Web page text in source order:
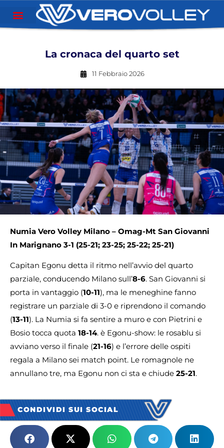
La cronaca del quarto set
11 Febbraio 2026
Numia Vero Volley Milano – Omag-Mt San Giovanni
In Marignano 3-1 (25-21; 23-25; 25-22; 25-21)
Capitan Egonu detta il ritmo nell’avvio del quarto
parziale, conducendo Milano sull’8-6. San Giovanni si
porta in vantaggio (10-11), ma le meneghine fanno
registrare un parziale di 3-0 e riprendono il comando
(13-11). La Numia si fa sentire a muro e con Pietrini e
Bosio tocca quota 18-14. è Egonu-show: le rosablu si
avviano verso il finale (21-16) e l’errore delle ospiti
regala a Milano sei match point. Le romagnole ne
annullano tre, ma Egonu non ci sta e chiude 25-21.
CONDIVIDI SUI SOCIAL